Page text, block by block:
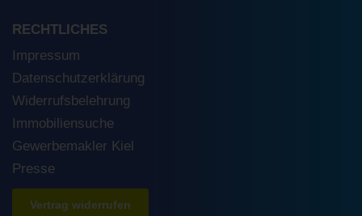
RECHTLICHES
Impressum
Datenschutzerklärung
Widerrufsbelehrung
Immobiliensuche
Gewerbemakler Kiel
Presse
Vertrag widerrufen